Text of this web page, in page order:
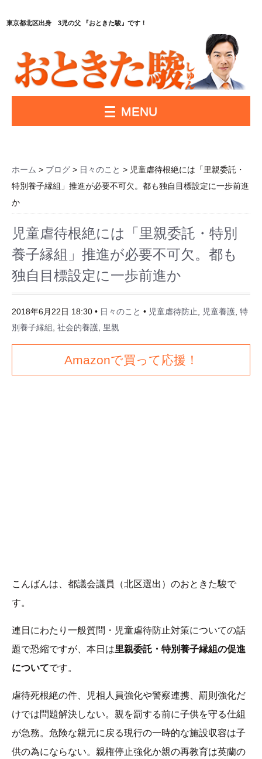
東京都北区出身 3児の父 『おときた駿』です！
MENU
ホーム > ブログ > 日々のこと > 児童虐待根絶には「里親委託・
特別養子縁組」推進が必要不可欠。都も独自目標設定に一歩前進
か
児童虐待根絶には「里親委託・特別
養子縁組」推進が必要不可欠。都も
独自目標設定に一歩前進か
2018年6月22日 18:30 • 日々のこと • 児童虐待防止, 児童養護, 特
別養子縁組 , 社会的養護, 里親
Amazonで買って応援！
こんばんは、都議会議員（北区選出）のおときた駿で
す。
連日にわたり一般質問・児童虐待防止対策についての話
題で恐縮ですが、本日は里親委託・特別養子縁組の促進
についてです。
虐待死根絶の件、児相人員強化や警察連携、罰則強化だ
けでは問題解決しない。親を罰する前に子供を守る仕組
が急務。危険な親元に戻る現行の一時的な施設収容は子
供の為にならない。親権停止強化か親の再教育は英蘭の